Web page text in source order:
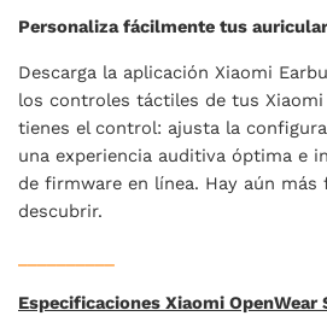
Personaliza fácilmente tus
Descarga la aplicación Xiaomi
los controles táctiles de tus Xiaomi
tienes el control: ajusta la
una experiencia auditiva óptima e
de firmware en línea. Hay aún más
descubrir.
Especificaciones Xiaomi OpenWear